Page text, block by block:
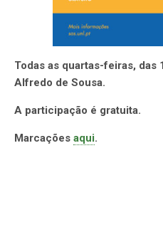
Todas as quartas-feiras, das
Alfredo de Sousa.
A participação é gratuita.
Marcações aqui.